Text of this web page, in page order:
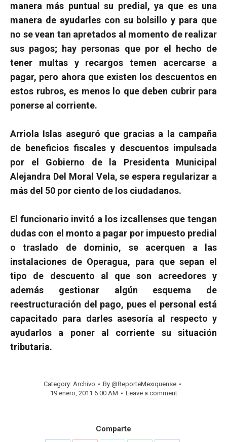
manera más puntual su predial, ya que es una
manera de ayudarles con su bolsillo y para que
no se vean tan apretados al momento de realizar
sus pagos; hay personas que por el hecho de
tener multas y recargos temen acercarse a
pagar, pero ahora que existen los descuentos en
estos rubros, es menos lo que deben cubrir para
ponerse al corriente.
Arriola Islas aseguró que gracias a la campaña
de beneficios fiscales y descuentos impulsada
por el Gobierno de la Presidenta Municipal
Alejandra Del Moral Vela, se espera regularizar a
más del 50 por ciento de los ciudadanos.
El funcionario invitó a los izcallenses que tengan
dudas con el monto a pagar por impuesto predial
o traslado de dominio, se acerquen a las
instalaciones de Operagua, para que sepan el
tipo de descuento al que son acreedores y
además gestionar algún esquema de
reestructuración del pago, pues el personal está
capacitado para darles asesoría al respecto y
ayudarlos a poner al corriente su situación
tributaria.
Category: Archivo By @ReporteMexiquense
19 enero, 2011 6:00 AM
Leave a comment
Comparte